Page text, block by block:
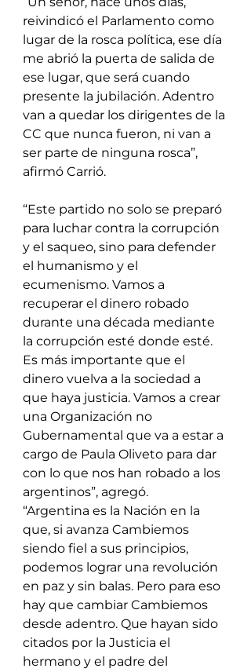
reivindicó el Parlamento como
lugar de la rosca política, ese día
me abrió la puerta de salida de
ese lugar, que será cuando
presente la jubilación. Adentro
van a quedar los dirigentes de la
CC que nunca fueron, ni van a
ser parte de ninguna rosca”,
afirmó Carrió.
“Este partido no solo se preparó
para luchar contra la corrupción
y el saqueo, sino para defender
el humanismo y el
ecumenismo. Vamos a
recuperar el dinero robado
durante una década mediante
la corrupción esté donde esté.
Es más importante que el
dinero vuelva a la sociedad a
que haya justicia. Vamos a crear
una Organización no
Gubernamental que va a estar a
cargo de Paula Oliveto para dar
con lo que nos han robado a los
argentinos”, agregó.
“Argentina es la Nación en la
que, si avanza Cambiemos
siendo fiel a sus principios,
podemos lograr una revolución
en paz y sin balas. Pero para eso
hay que cambiar Cambiemos
desde adentro. Que hayan sido
citados por la Justicia el
hermano y el padre del